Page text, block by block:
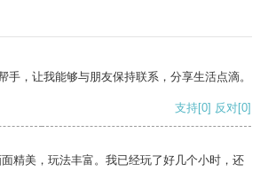
手，让我能够与朋友保持联系，分享生活点滴。
支持[0] 反对[0]
精美，玩法丰富。我已经玩了好几个小时，还